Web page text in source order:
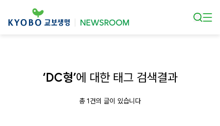
‘DC형’에 대한 태그 검색결과
총 1건의 글이 있습니다